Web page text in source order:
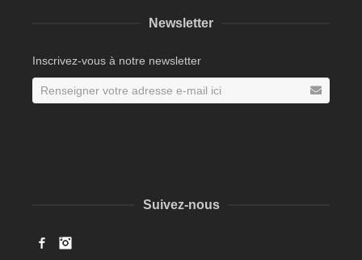
Newsletter
Inscrivez-vous à notre newsletter
Suivez-nous
Facebook